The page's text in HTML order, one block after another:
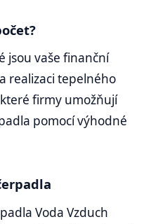
jsou vaše finanční
realizaci tepelného
firmy umožňují
pomocí výhodné
Voda Vzduch